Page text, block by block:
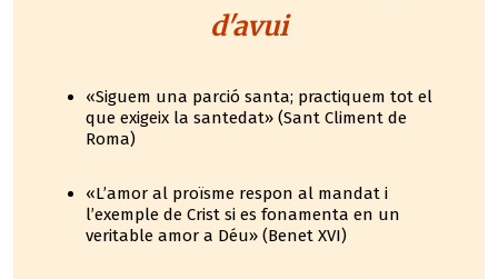
d'avui
«Siguem una parció santa; practiquem tot el
que exigeix la santedat» (Sant Climent de
Roma)
«L’amor al proïsme respon al mandat i
l’exemple de Crist si es fonamenta en un
veritable amor a Déu» (Benet XVI)